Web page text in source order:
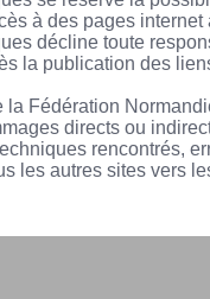
à des pages
décline toute
la publication des
Fédération
directs ou
rencontrés,
les autres sites vers